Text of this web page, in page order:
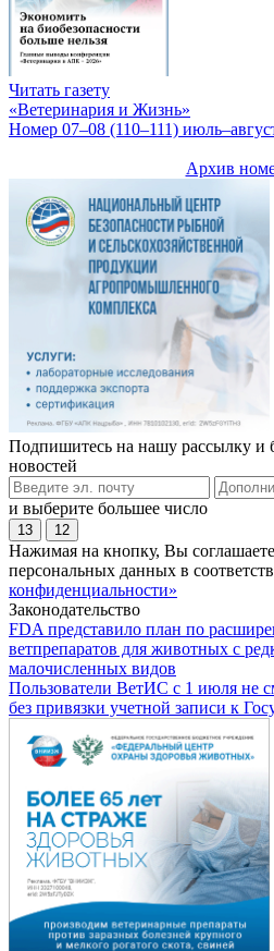
Читать газету
«Ветеринария и Жизнь»
Номер 07–08 (110–111)
Архив
Подпишитесь на нашу рассылку и
новостей
и выберите большее число
13 12
Нажимая на кнопку, Вы
персональных данных в
конфиденциальности»
Законодательство
FDA представило план по
ветпрепаратов для животных с
малочисленных видов
Пользователи ВетИС с 1 июля не
без привязки учетной записи к